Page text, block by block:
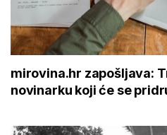
mirovina.hr zapošljava:
novinarku koji će se